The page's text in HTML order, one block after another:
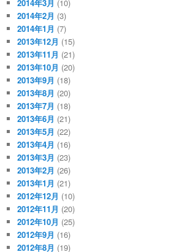
2014年3月 (10)
2014年2月 (3)
2014年1月 (7)
2013年12月 (15)
2013年11月 (21)
2013年10月 (20)
2013年9月 (18)
2013年8月 (20)
2013年7月 (18)
2013年6月 (21)
2013年5月 (22)
2013年4月 (16)
2013年3月 (23)
2013年2月 (26)
2013年1月 (21)
2012年12月 (10)
2012年11月 (20)
2012年10月 (25)
2012年9月 (16)
2012年8月 (19)